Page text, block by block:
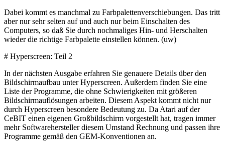
Dabei kommt es manchmal zu Farbpalettenverschiebungen. Das tritt
aber nur sehr selten auf und auch nur beim Einschalten des
Computers, so daß Sie durch nochmaliges Hin- und Herschalten
wieder die richtige Farbpalette einstellen können. (uw)
# Hyperscreen: Teil 2
In der nächsten Ausgabe erfahren Sie genauere Details über den
Bildschirmaufbau unter Hyperscreen. Außerdem finden Sie eine
Liste der Programme, die ohne Schwierigkeiten mit größeren
Bildschirmauflösungen arbeiten. Diesem Aspekt kommt nicht nur
durch Hyperscreen besondere Bedeutung zu. Da Atari auf der
CeBIT einen eigenen Großbildschirm vorgestellt hat, tragen immer
mehr Softwarehersteller diesem Umstand Rechnung und passen ihre
Programme gemäß den GEM-Konventionen an.